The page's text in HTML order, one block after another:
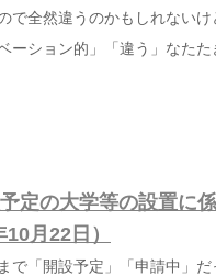
で全然違うのかもしれない
ーション的」「違う」なたた
定の大学等の設置に
月22日）
で「開設予定」「申請中」